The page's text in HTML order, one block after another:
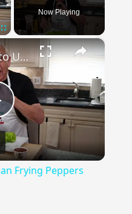
Now Playing
×
The Best Way to Use Italian Frying Peppers
Frying Peppers